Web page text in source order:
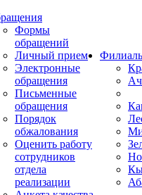
Формы
обращений
Личный прием
Электронные
обращения
Письменные
обращения
Порядок
обжалования
Оценить работу
сотрудников
отдела
реализации